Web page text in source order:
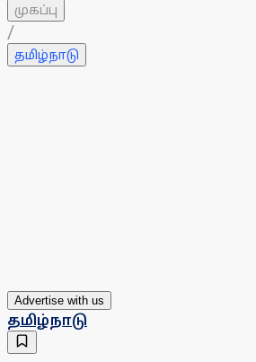
முகப்பு
/
தமிழ்நாடு
Advertise with us
தமிழ்நாடு